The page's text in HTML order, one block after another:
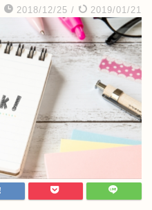
2018/12/25 / 2019/01/21